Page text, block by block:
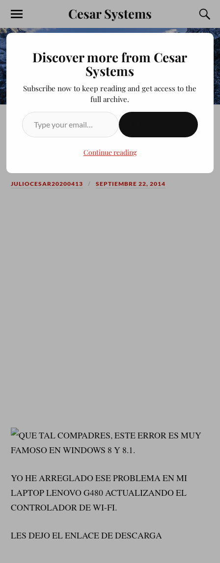
Cesar Systems
CONECTIVIDAD LIMITADA
JULIOCESAR20200413 SEPTIEMBRE 22, 2014
QUE TAL COMPADRES, ESTE ERROR ES MUY
FAMOSO EN WINDOWS 8 Y 8.1.
YO HE ARREGLADO ESE PROBLEMA EN MI
LAPTOP LENOVO G480 ACTUALIZANDO EL
CONTROLADOR DE WI-FI.
LES DEJO EL ENLACE DE DESCARGA
Discover more from Cesar
Systems
Subscribe now to keep reading and get access to the
full archive.
Continue reading